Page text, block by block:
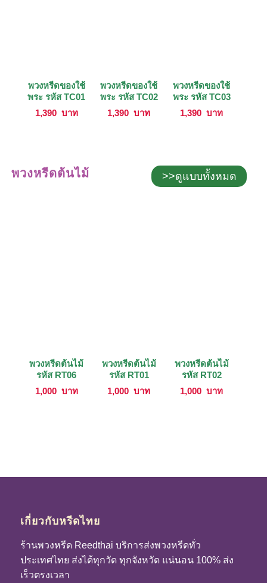
พวงหรีดของใช้
พระ รหัส TC01
1,390 บาท
พวงหรีดของใช้
พระ รหัส TC02
1,390 บาท
พวงหรีดของใช้
พระ รหัส TC03
1,390 บาท
พวงหรีดต้นไม้ >>ดูแบบทั้งหมด
พวงหรีดต้นไม้
รหัส RT06
1,000 บาท
พวงหรีดต้นไม้
รหัส RT01
1,000 บาท
พวงหรีดต้นไม้
รหัส RT02
1,000 บาท
เกี่ยวกับหรีดไทย
ร้านพวงหรีด Reedthai บริการส่งพวงหรีดทั่ว
ประเทศไทย ส่งได้ทุกวัด ทุกจังหวัด แน่นอน 100% ส่ง
เร็วตรงเวลา